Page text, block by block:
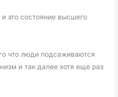
это состояние высшего
что люди подсаживаются
и так далее хотя еще раз